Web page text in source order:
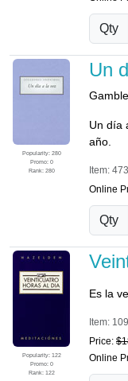
Qty
Popularity: 280
Promo: 0
Rank: 280
Un
Un día
año.
Item:
Online
Qty
Popularity: 122
Promo: 0
Rank: 122
Es la
Item:
Price:
Online